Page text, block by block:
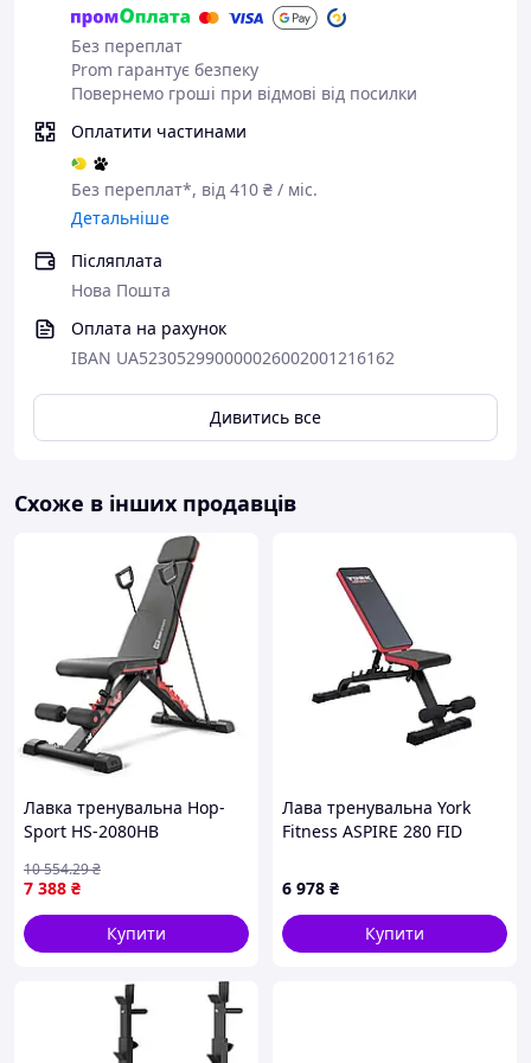
Міцна конструкція
– посилений металевий профіль
для безпеки.
Регульовані стойки та кут нахилу – гнучкі
налаштування під ваші задачі.
✓Комфортна лавка– ергономічна форма та
зносостійка оббивка.
Стійкість
– широка база запобігає хитанням навіть
при максимальних навантаженнях.
Компактність
залу чи домашніх умов.
універсальність та контроль над тренувальним
процесом.
Без переплат
Prom гарантує безпеку
Повернемо гроші при відмові від посилки
Оплатити частинами
Без переплат*, від 410 ₴ / міс.
Детальніше
Післяплата
Нова Пошта
Оплата на рахунок
IBAN UA523052990000026002001216162
Дивитись все
Схоже в інших продавців
Лавка тренувальна Hop-
Sport HS-2080HB
7 388 ₴
10 554.29₴
Купити
Лава тренувальна York
Fitness ASPIRE 280 FID
преса та жиму
6 978 ₴
Купити